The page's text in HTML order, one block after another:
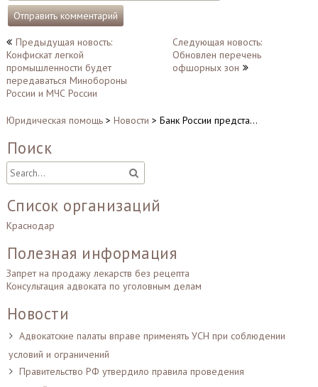
Навигация
по
записям
Предыдущая новость:
Конфискат легкой
промышленности будет
передаваться Минобороны
России и МЧС России
Следующая новость:
Обновлен перечень
офшорных зон
Юридическая помощь> Новости > Банк России предста…
Поиск
Список организаций
Краснодар
Полезная информация
Запрет на продажу лекарств без рецепта
Консультация адвоката по уголовным делам
Новости
Адвокатские палаты вправе применять УСН при соблюдении
условий и ограничений
Правительство РФ утвердило правила проведения